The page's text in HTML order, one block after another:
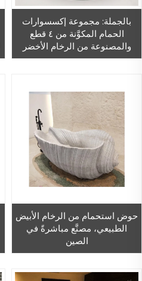
بالجملة: مجموعة إكسسوارات
الحمام المكوَّنة من ٤ قطع
والمصنوعة من الرخام الأخضر
الداكن، إكسسوارات وظيفية من
حوض استحمام من الرخام الأبيض
الطبيعي، مصنَّع مباشرةً في
الصين